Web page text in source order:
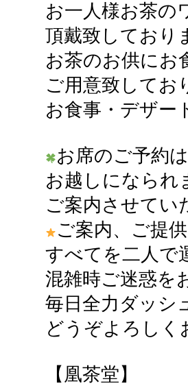
お一人様お茶の
頂戴致しており
お茶のお供にお
ご用意致してお
お食事・デザー
お席のご予約
お越しになられ
ご案内させてい
ご案内、ご提
すべてを二人で
混雑時ご迷惑を
毎日全力ダッシ
どうぞよろしく
【凰茶堂】